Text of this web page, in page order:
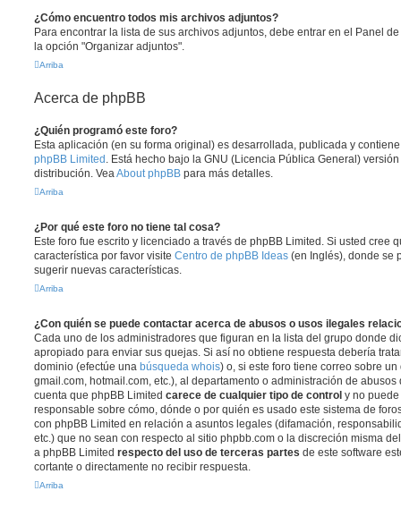
¿Cómo encuentro todos mis archivos adjuntos?
Para encontrar la lista de sus archivos adjuntos, debe entrar en el Panel
la opción "Organizar adjuntos".
Arriba
Acerca de phpBB
¿Quién programó este foro?
Esta aplicación (en su forma original) es desarrollada, publicada y
phpBB Limited . Está hecho bajo la GNU (Licencia Pública General)
distribución. VeaAbout phpBB para más detalles.
Arriba
¿Por qué este foro no tiene tal cosa?
Este foro fue escrito y licenciado a través de phpBB Limited. Si usted cree
característica por favor visite Centro de phpBB Ideas (en Inglés), donde se
sugerir nuevas características.
Arriba
¿Con quién se puede contactar acerca de abusos o usos ilegales
Cada uno de los administradores que figuran en la lista del grupo donde
apropiado para enviar sus quejas. Si así no obtiene respuesta debería
dominio (efectúe una búsqueda whois) o, si este foro tiene correo sobre
gmail.com, hotmail.com, etc.), al departamento o administración de
cuenta que phpBB Limited carece de cualquier tipo de control y no
responsable sobre cómo, dónde o por quién es usado este sistema de
con phpBB Limited en relación a asuntos legales (difamación,
etc.) que no sean con respecto al sitio phpbb.com o la discreción misma
a phpBB Limited respecto del uso de terceras partes de este software
cortante o directamente no recibir respuesta.
Arriba